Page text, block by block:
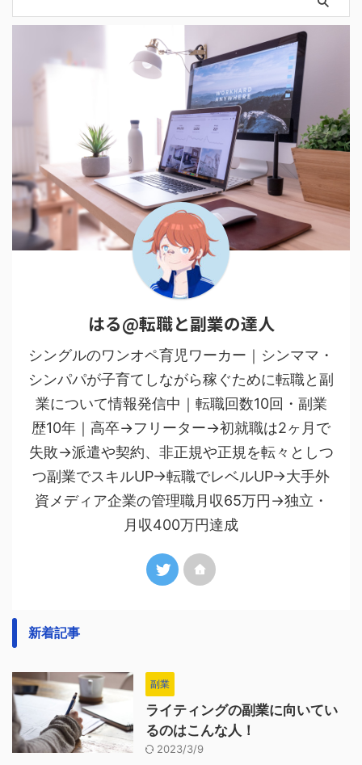
はる@転職と副業の達人
シングルのワンオペ育児ワーカー｜シンママ・
シンパパが子育てしながら稼ぐために転職と副
業について情報発信中｜転職回数10回・副業
歴10年｜高卒→フリーター→初就職は2ヶ月で
失敗→派遣や契約、非正規や正規を転々としつ
つ副業でスキルUP→転職でレベルUP→大手外
資メディア企業の管理職月収65万円→独立・
月収400万円達成
新着記事
副業
ライティングの副業に向いてい
るのはこんな人！
2023/3/9